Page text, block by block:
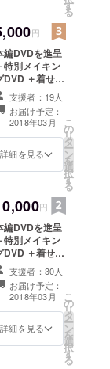
す
る
円
編DVDを進呈
特別メイキン
DVD ＋着せ替
DVDジャケッ
（クラウド
ァンディング
限定・加藤礼次
先生による描
き下ろし）
支援者：19人
お届け予定：
2018年03月
詳細を見る
こ
の
リ
タ
ー
ン
を
選
択
す
る
円
編DVDを進呈
特別メイキン
DVD ＋着せ替
DVDジャケッ
（クラウド
ァンディング
限定・加藤礼次
先生による描
き下ろし） ＋電
支援者：30人
お届け予定：
2018年03月
詳細を見る
こ
の
リ
タ
ー
ン
を
選
択
す
る